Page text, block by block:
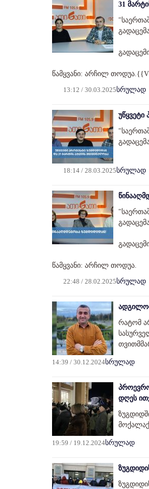
31
წამყვანი: არჩილ
13:12 / 30.03.2025სრულად
უწყვეტი
18:14 / 28.03.2025სრულად
წამყვანი: არჩილ თოდუა.
22:48 / 28.02.2025სრულად
რატომ
14:39 / 30.12.2024სრულად
დღეს
19:59 / 19.12.2024სრულად